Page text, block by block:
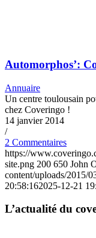
Automorphos’:
Annuaire
Un centre toulousain
chez Coveringo !
14 janvier 2014
/
2 Commentaires
https://
site.png 200 650 John
content/uploads/2015/
20:58:162025-12-21
L’actualité du